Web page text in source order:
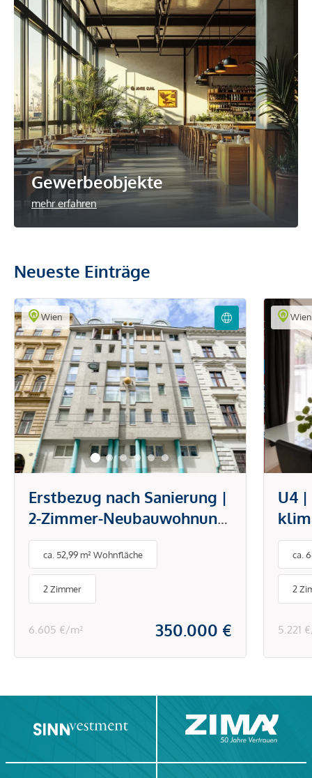
Gewerbeobjekte
mehr erfahren
Neueste Einträge
Wien
Erstbezug nach Sanierung |
2-Zimmer-Neubauwohnung
mit Garage nahe
Mariahilfer Straße
ca. 52,99 m² Wohnfläche
2 Zimmer
6.605 €/m² 350.000 €
Wien
U4
ca.
2
5.221